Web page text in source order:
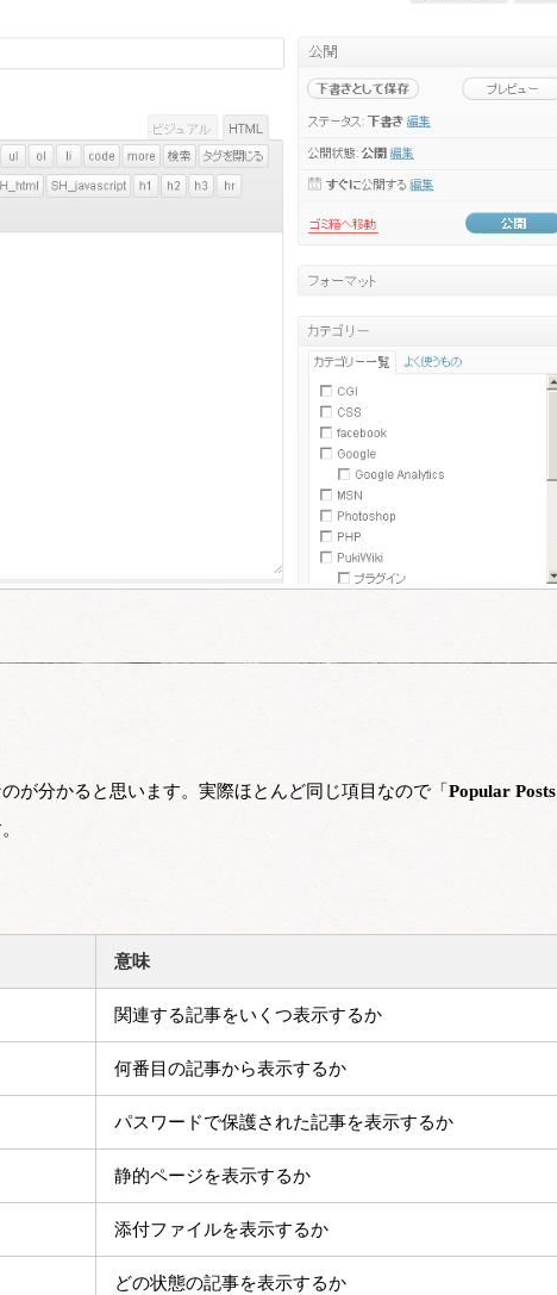
が分かると思います。実際ほとんど同じ項目なので「 Popular Posts
意味
関連する記事をいくつ表示するか
何番目の記事から表示するか
パスワードで保護された記事を表示するか
静的ページを表示するか
添付ファイルを表示するか
どの状態の記事を表示するか